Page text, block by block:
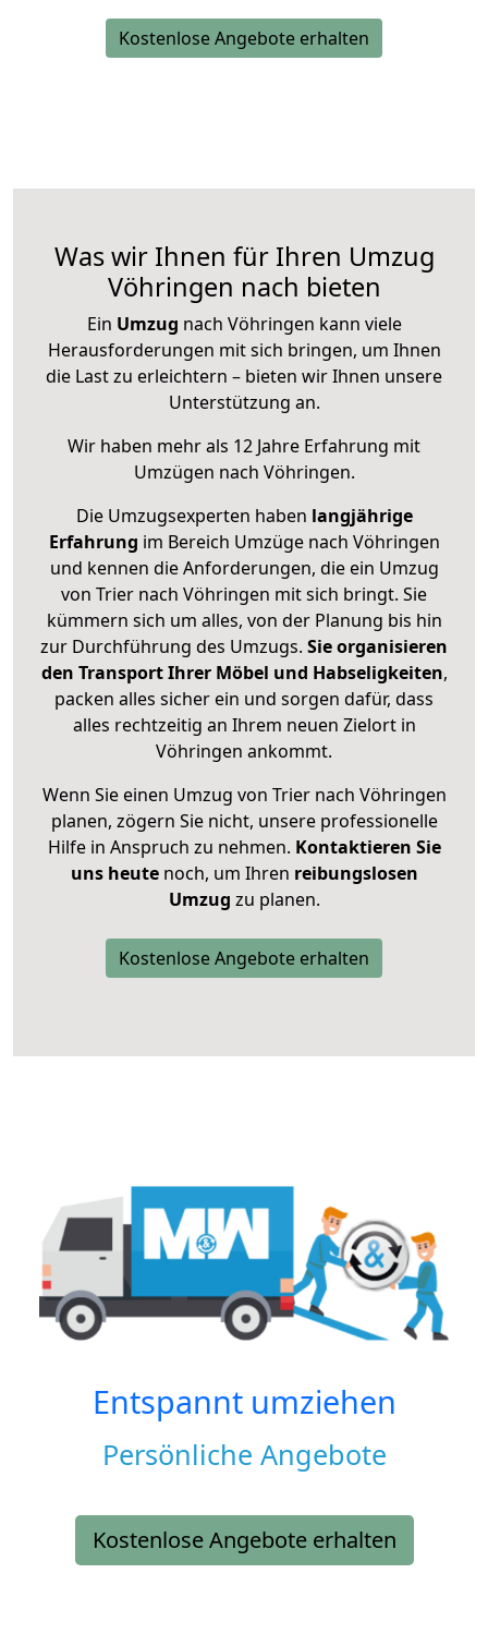
Kostenlose Angebote erhalten
Was wir Ihnen für Ihren Umzug
Vöhringen nach bieten
Ein Umzug nach Vöhringen kann viele
Herausforderungen mit sich bringen, um Ihnen
die Last zu erleichtern – bieten wir Ihnen unsere
Unterstützung an.
Wir haben mehr als 12 Jahre Erfahrung mit
Umzügen nach Vöhringen.
Die Umzugsexperten haben langjährige
Erfahrung im Bereich Umzüge nach Vöhringen
und kennen die Anforderungen, die ein Umzug
von Trier nach Vöhringen mit sich bringt. Sie
kümmern sich um alles, von der Planung bis hin
zur Durchführung des Umzugs. Sie organisieren
den Transport Ihrer Möbel und Habseligkeiten,
packen alles sicher ein und sorgen dafür, dass
alles rechtzeitig an Ihrem neuen Zielort in
Vöhringen ankommt.
Wenn Sie einen Umzug von Trier nach Vöhringen
planen, zögern Sie nicht, unsere professionelle
Hilfe in Anspruch zu nehmen. Kontaktieren Sie
uns heutenoch, um Ihren reibungslosen
Umzug zu planen.
Kostenlose Angebote erhalten
Entspannt umziehen
Persönliche Angebote
Kostenlose Angebote erhalten